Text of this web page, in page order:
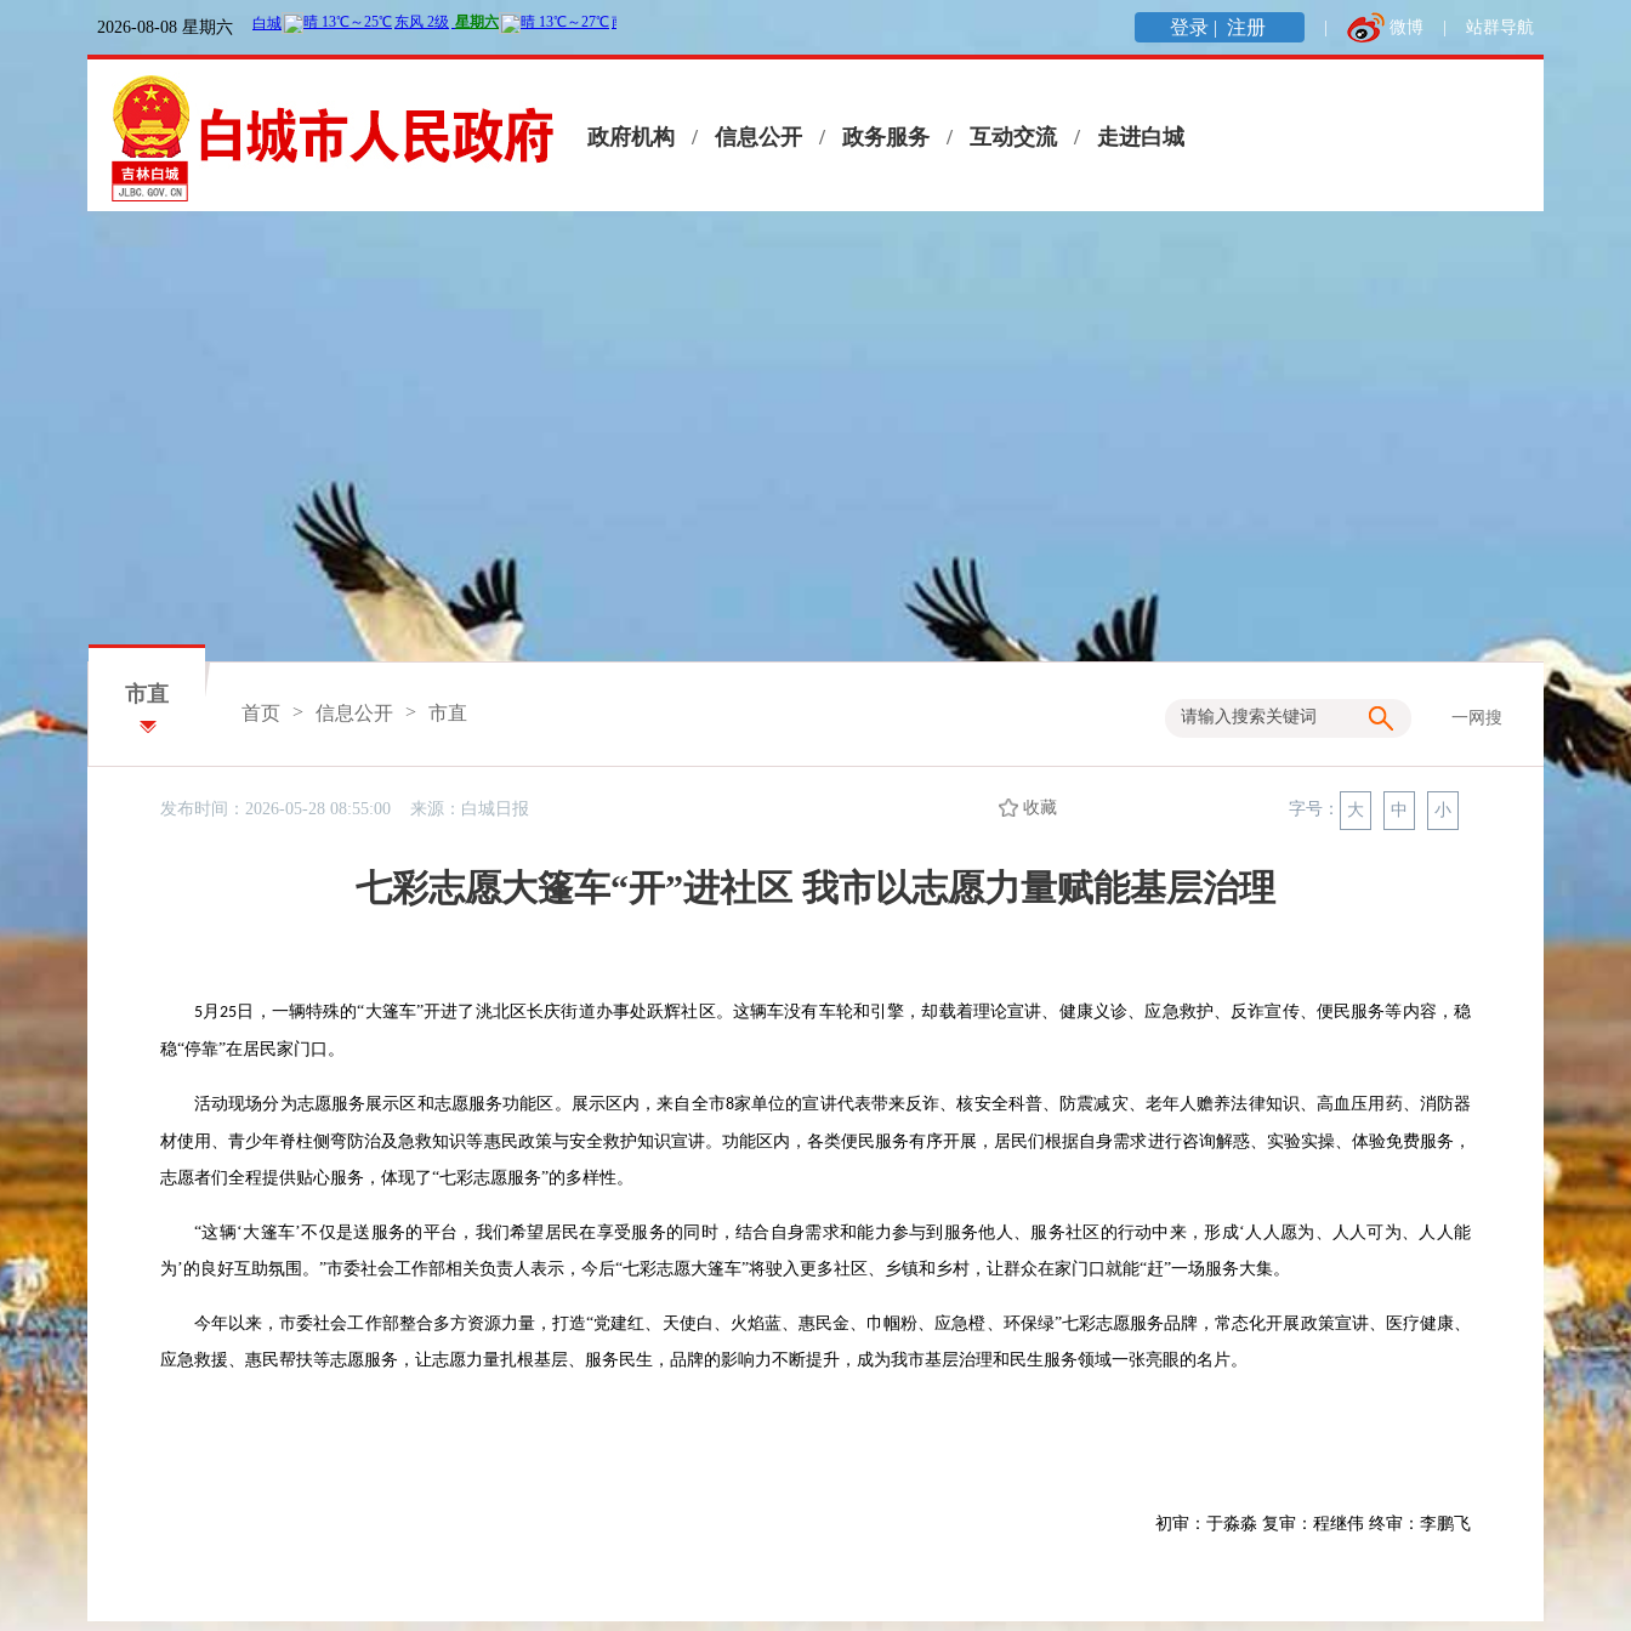
站群导航
微博
登录 | 注册
2026-08-08 星期六
政府机构 / 信息公开 / 政务服务 / 互动交流 / 走进白城
市直
首页 > 信息公开 > 市直 一网搜
发布时间：2026-05-28 08:55:00 来源： 白城日报 收藏 字号： 大 中 小
七彩志愿大篷车“开”进社区 我市以志愿力量赋能基层治理
5月25 日，一辆特殊的“大篷车”开进了洮北区长庆街道办事处跃辉社区。这辆车没有车轮和引擎，却载着理论宣讲、健康义诊、应急救护、反诈宣传、便民服务等内容，稳
稳“停靠”在居民家门口。
活动现场分为志愿服务展示区和志愿服务功能区。展示区内，来自全市8家单位的宣讲代表带来反诈、核安全科普、防震减灾、老年人赡养法律知识、高血压用药、消防器
材使用、青少年脊柱侧弯防治及急救知识等惠民政策与安全救护知识宣讲。功能区内，各类便民服务有序开展，居民们根据自身需求进行咨询解惑、实验实操、体验免费服务，
志愿者们全程提供贴心服务，体现了“七彩志愿服务”的多样性。
“这辆‘大篷车’不仅是送服务的平台，我们希望居民在享受服务的同时，结合自身需求和能力参与到服务他人、服务社区的行动中来，形成‘人人愿为、人人可为、人人能
为’的良好互助氛围。”市委社会工作部相关负责人表示，今后“七彩志愿大篷车”将驶入更多社区、乡镇和乡村，让群众在家门口就能“赶”一场服务大集。
今年以来，市委社会工作部整合多方资源力量，打造“党建红、天使白、火焰蓝、惠民金、巾帼粉、应急橙、环保绿”七彩志愿服务品牌，常态化开展政策宣讲、医疗健康、
应急救援、惠民帮扶等志愿服务，让志愿力量扎根基层、服务民生，品牌的影响力不断提升，成为我市基层治理和民生服务领域一张亮眼的名片。
初审：于淼淼 复审：程继伟 终审 ： 李鹏飞